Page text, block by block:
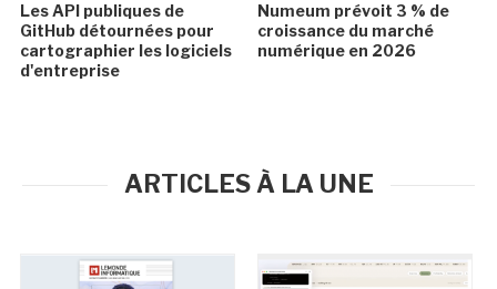
Les API publiques de
GitHub détournées pour
cartographier les logiciels
d'entreprise
Numeum prévoit 3 % de
croissance du marché
numérique en 2026
ARTICLES À LA UNE